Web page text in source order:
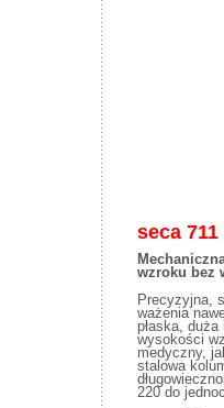
seca 711
wzroku bez
Precyzyjna,
ważenia
płaska,
wysokości
medyczny,
stalowa
220 do